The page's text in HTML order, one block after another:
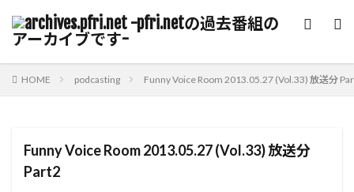
HOME podcasting Funny Voice Room 2013.05.27 (Vol.33) 放送分
Funny Voice Room 2013.05.27 (Vol.33) 放送分
Part2
カテゴリー